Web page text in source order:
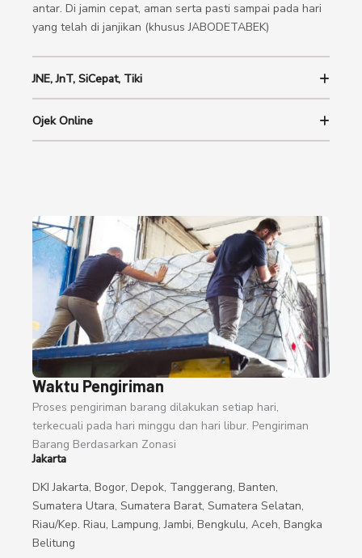
antar. Di jamin cepat, aman serta pasti sampai pada hari
yang telah di janjikan (khusus JABODETABEK)
JNE, JnT, SiCepat, Tiki
Ojek Online
Waktu Pengiriman
Proses pengiriman barang dilakukan setiap hari,
terkecuali pada hari minggu dan hari libur. Pengiriman
Barang Berdasarkan Zonasi
Jakarta
DKI Jakarta, Bogor, Depok, Tanggerang, Banten,
Sumatera Utara, Sumatera Barat, Sumatera Selatan,
Riau/Kep. Riau, Lampung, Jambi, Bengkulu, Aceh, Bangka
Belitung